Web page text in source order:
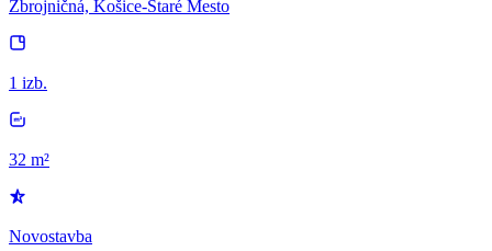
Zbrojničná, Košice-Staré Mesto
1 izb.
32 m²
Novostavba